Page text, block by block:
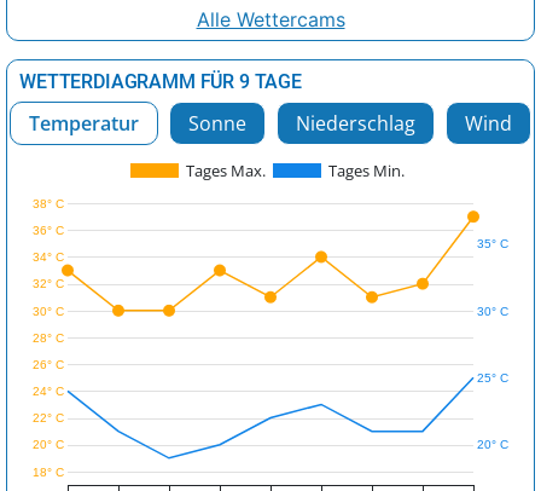
Alle Wettercams
WETTERDIAGRAMM FÜR 9 TAGE
Temperatur Sonne Niederschlag Wind
Tages Max. Tages Min.
18° C
20° C
22° C
24° C
26° C
28° C
30° C
32° C
34° C
36° C
38° C
20° C
25° C
30° C
35° C